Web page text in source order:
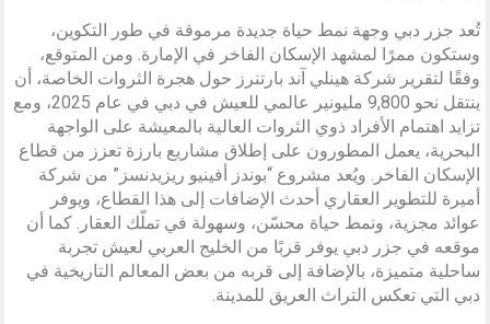
تُعد جزر دبي وجهة نمط حياة جديدة مرموقة في طور التكوين،
وستكون ممرًا لمشهد الإسكان الفاخر في الإمارة. ومن المتوقع،
وفقًا لتقرير شركة هينلي آند بارتنرز حول هجرة الثروات الخاصة، أن
ينتقل نحو 9,800 مليونير عالمي للعيش في دبي في عام 2025، ومع
تزايد اهتمام الأفراد ذوي الثروات العالية بالمعيشة على الواجهة
البحرية، يعمل المطورون على إطلاق مشاريع بارزة تعزز من قطاع
الإسكان الفاخر. ويُعد مشروع “بوندز أفينيو ريزيدنسز” من شركة
أميرة للتطوير العقاري أحدث الإضافات إلى هذا القطاع، ويوفر
عوائد مجزية، ونمط حياة محسّن، وسهولة في تملّك العقار. كما أن
موقعه في جزر دبي يوفر قربًا من الخليج العربي لعيش تجربة
ساحلية متميزة، بالإضافة إلى قربه من بعض المعالم التاريخية في
دبي التي تعكس التراث العريق للمدينة.